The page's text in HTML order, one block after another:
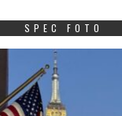
SPEC FOTO